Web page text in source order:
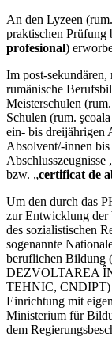
An den Lyzeen
praktischen Prüfung
profesional)
Im post-
rumänische
Meisterschulen
Schulen (rum.
ein- bis dreijährigen
Absolvent/-innen
Abschlusszeugnisse
bzw. „certificat de
Um den durch das
zur Entwicklung der
des sozialistischen
sogenannte
beruflichen
DEZVOLTAREA
TEHNIC, CNDIPT)
Einrichtung mit
Ministerium für
dem